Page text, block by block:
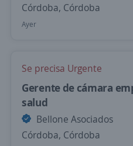
Córdoba, Córdoba
Ayer
Se precisa Urgente
Gerente de cámara
salud
Bellone Asociados
Córdoba, Córdoba